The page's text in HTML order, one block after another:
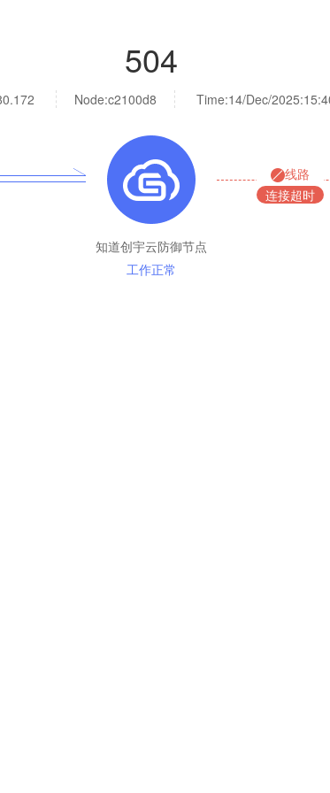
504
Node:c2100d8 Time:14/Dec/
知道创宇云防御节点
工作正常
线路
连接超时